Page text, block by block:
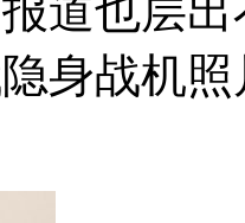
道也层
身战机